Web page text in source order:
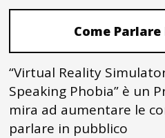
Come
“Virtual Reality
Speaking Phobia” è un
mira ad aumentare le
parlare in pubblico